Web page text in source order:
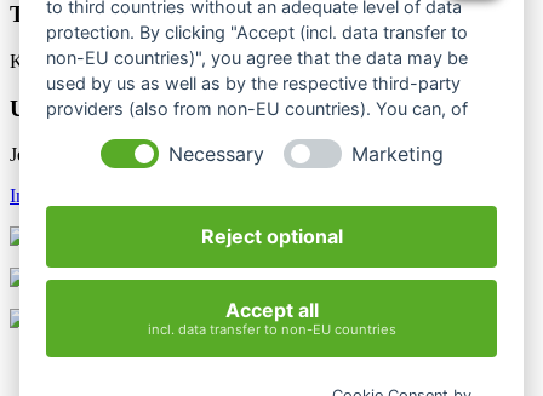
Termine Bergsport & Naturschutz
Keine Termine
Unsere Newsletter
Jetzt unsere Newsletter entdecken
Infos & Anmeldung
Kontakt
to third countries without an adequate level of data
protection. By clicking "Accept (incl. data transfer to
non-EU countries)", you agree that the data may be
used by us as well as by the respective third-party
providers (also from non-EU countries). You can, of
Necessary Marketing
Reject optional
Accept all
incl. data transfer to non-EU countries